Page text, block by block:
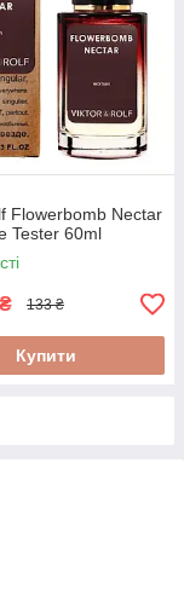
Flowerbomb Nectar
Tester 60ml
₴ 133 ₴
Купити